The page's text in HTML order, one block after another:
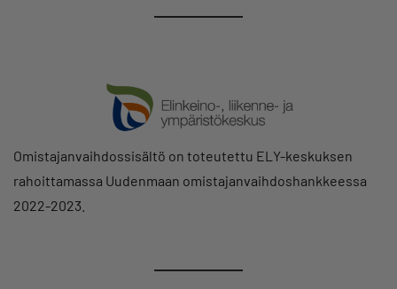
Omistajanvaihdossisältö on toteutettu ELY-keskuksen
rahoittamassa Uudenmaan omistajanvaihdoshankkeessa
2022-2023.